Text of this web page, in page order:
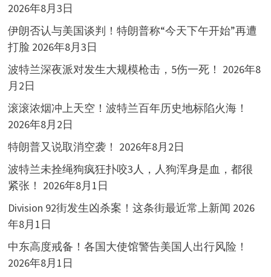
2026年8月3日
伊朗否认与美国谈判！特朗普称“今天下午开始”再遭
打脸 2026年8月3日
波特兰深夜派对发生大规模枪击，5伤一死！ 2026年8
月2日
滚滚浓烟冲上天空！波特兰百年历史地标陷火海！
2026年8月2日
特朗普又说取消空袭！ 2026年8月2日
波特兰未拴绳狗疯狂扑咬3人，人狗浑身是血，都很
紧张！ 2026年8月1日
Division 92街发生凶杀案！这条街最近常上新闻 2026
年8月1日
中东高度戒备！各国大使馆警告美国人出行风险！
2026年8月1日